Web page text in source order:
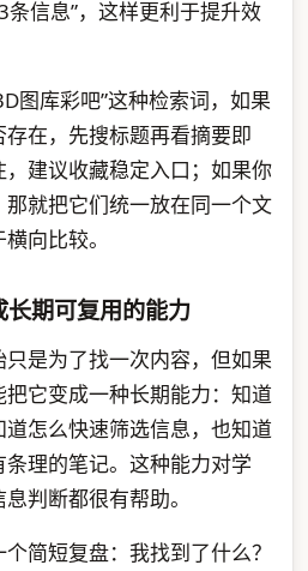
信息”，这样更利于提升效
图库彩吧”这种检索词，如果
在，先搜标题再看摘要即
建议收藏稳定入口；如果你
就把它们统一放在同一个文
向比较。
期可复用的能力
是为了找一次内容，但如果
它变成一种长期能力：知道
怎么快速筛选信息，也知道
理的笔记。这种能力对学
判断都很有帮助。
简短复盘：我找到了什么？